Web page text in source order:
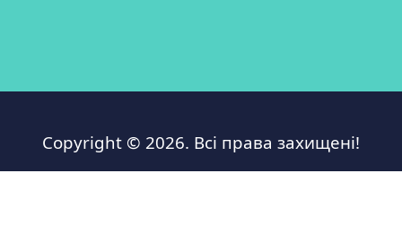
Copyright © 2026. Всі права захищені!